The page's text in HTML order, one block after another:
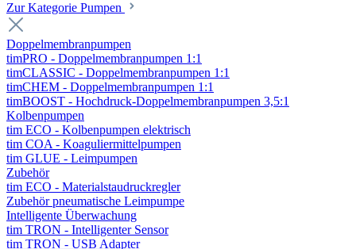
Zur Kategorie Pumpen
Doppelmembranpumpen
timPRO - Doppelmembranpumpen 1:1
timCLASSIC - Doppelmembranpumpen 1:1
timCHEM - Doppelmembranpumpen 1:1
timBOOST - Hochdruck-Doppelmembranpumpen 3,5:1
Kolbenpumpen
tim ECO - Kolbenpumpen elektrisch
tim COA - Koaguliermittelpumpen
tim GLUE - Leimpumpen
Zubehör
tim ECO - Materialstaudruckregler
Zubehör pneumatische Leimpumpe
Intelligente Überwachung
tim TRON - Intelligenter Sensor
tim TRON - USB Adapter